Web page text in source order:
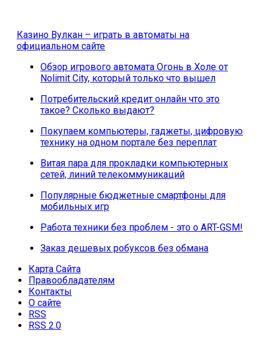
Казино Вулкан – играть в автоматы на
официальном сайте
Обзор игрового автомата Огонь в Холе от
Nolimit City, который только что вышел
Потребительский кредит онлайн что это
такое? Сколько выдают?
Покупаем компьютеры, гаджеты, цифровую
технику на одном портале без переплат
Витая пара для прокладки компьютерных
сетей, линий телекоммуникаций
Популярные бюджетные смартфоны для
мобильных игр
Работа техники без проблем - это о ART-GSM!
Заказ дешевых робуксов без обмана
Карта Сайта
Правообладателям
Контакты
О сайте
RSS
RSS 2.0